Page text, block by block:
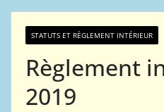
STATUTS ET RÈGLEMENT INTÉRIEUR
Règlement
2019